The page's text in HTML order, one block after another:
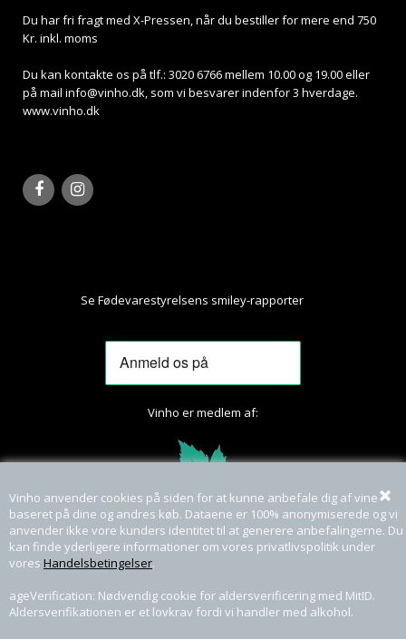
Vinho anvender cookies på siden for at kunne anbefale dig af vine
baseret på dine og andres køb. Dataene er 100% anonymiserede og vi
anvender ikke vore kunders identitet til at generere anbefalingerne. Du
kan finde yderligere informationer om vores privatlivspolitik under
vores Handelsbetingelser.
ageVerification: Nødvendig cookie for aldersverificering med MitID.
Aldersverifikationen er et lovkrav fordi vi handler med alkohol.
Du har fri fragt med X-Pressen, når du bestiller for mere end 750
Kr. inkl. moms
Du kan kontakte os på tlf.: 3020 6766 mellem 10.00 og 19.00 eller
på mailinfo@vinho.dk , som vi besvarer indenfor 3 hverdage.
www.vinho.dk
Se Fødevarestyrelsens smiley-rapporterHer
Vinho er medlem af: